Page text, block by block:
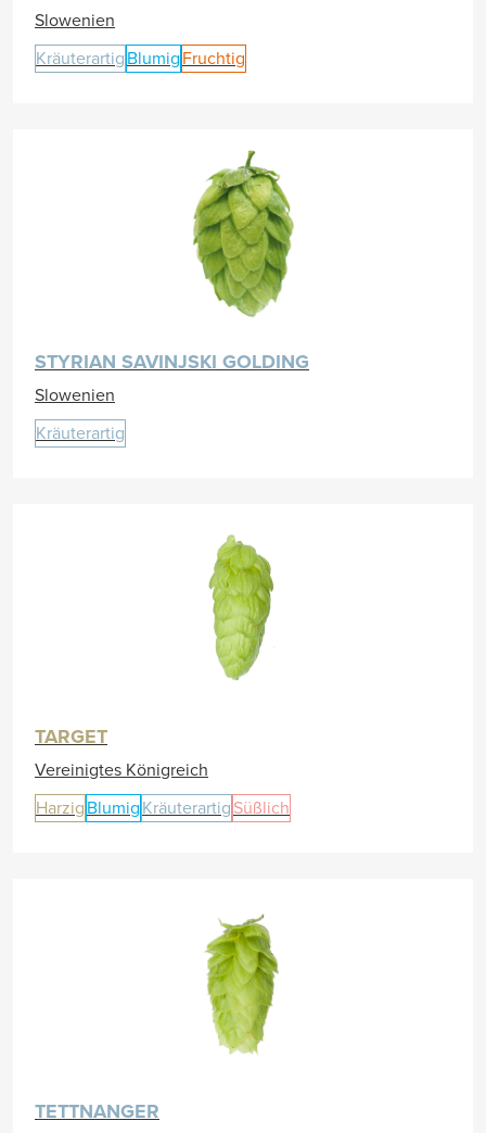
Slowenien
Kräuterartig Blumig Fruchtig
STYRIAN SAVINJSKI GOLDING
Slowenien
Kräuterartig
TARGET
Vereinigtes Königreich
Harzig Blumig Kräuterartig Süßlich
TETTNANGER